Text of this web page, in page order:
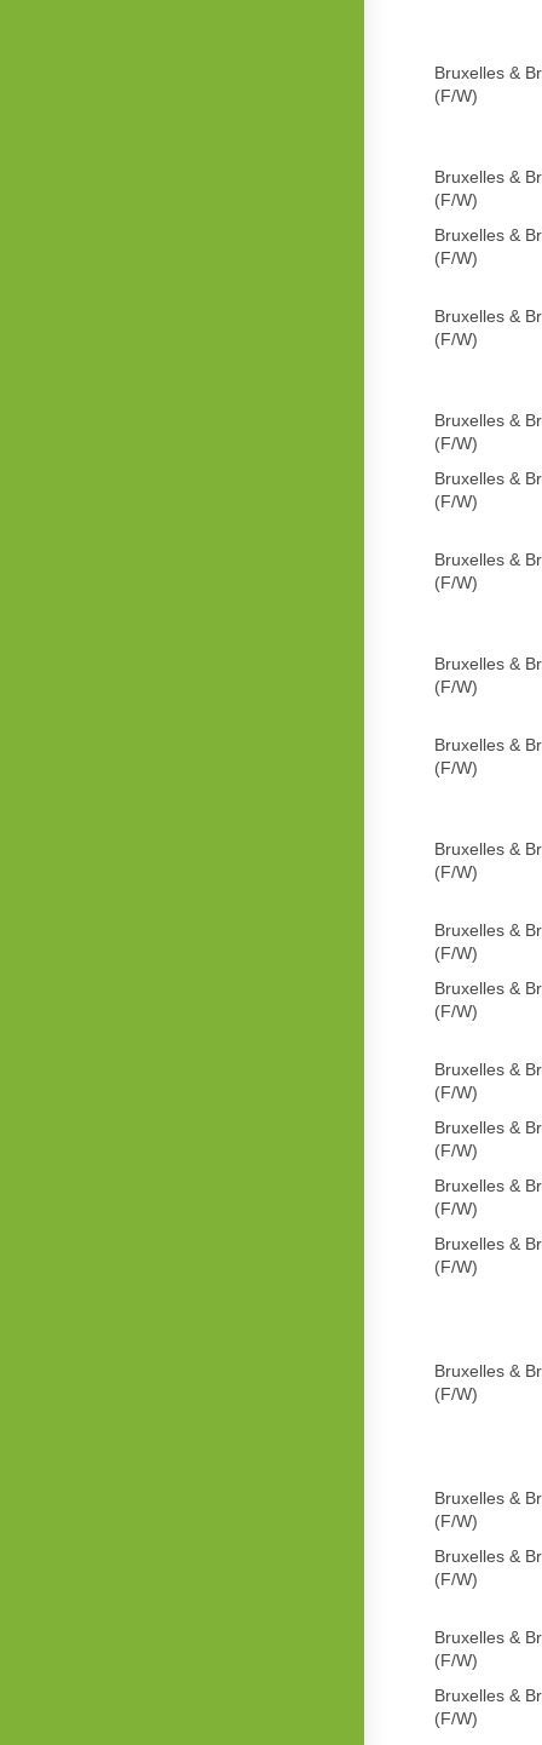
Bruxelles &
(F/W)
Bruxelles &
(F/W)
Bruxelles &
(F/W)
Bruxelles &
(F/W)
Bruxelles &
(F/W)
Bruxelles &
(F/W)
Bruxelles &
(F/W)
Bruxelles &
(F/W)
Bruxelles &
(F/W)
Bruxelles &
(F/W)
Bruxelles &
(F/W)
Bruxelles &
(F/W)
Bruxelles &
(F/W)
Bruxelles &
(F/W)
Bruxelles &
(F/W)
Bruxelles &
(F/W)
Bruxelles &
(F/W)
Bruxelles &
(F/W)
Bruxelles &
(F/W)
Bruxelles &
(F/W)
Bruxelles &
(F/W)